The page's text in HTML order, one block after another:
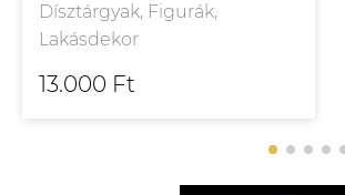
Dísztárgyak, Figurák,
Lakásdekor
13.000 Ft